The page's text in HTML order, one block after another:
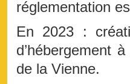
réglementation
En 2023 :
d’hébergement
de la Vienne.